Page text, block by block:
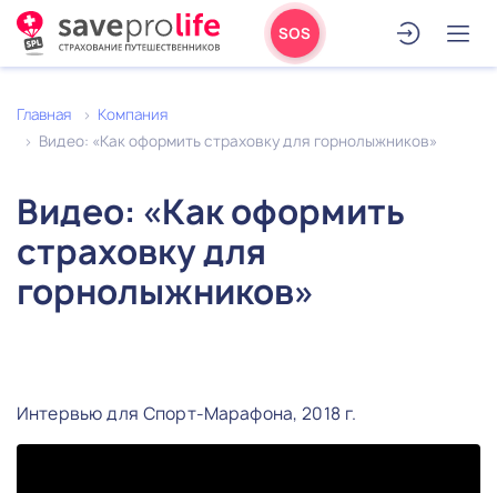
SOS
Главная
Компания
Видео: «Как оформить страховку для горнолыжников»
Видео: «Как оформить
страховку для
горнолыжников»
Интервью для Спорт-Марафона, 2018 г.